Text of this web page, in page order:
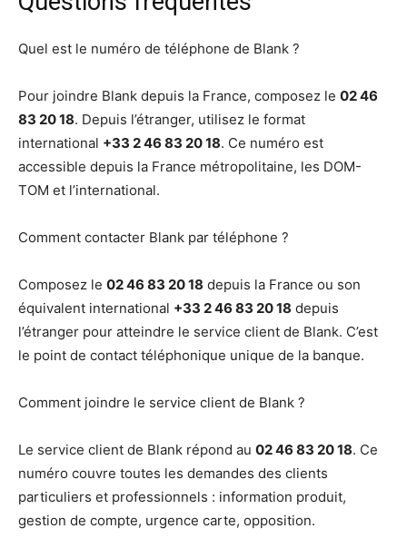
Quel est le numéro de téléphone de Blank ?
Pour joindre Blank depuis la France, composez le 02 46
83 20 18. Depuis l’étranger, utilisez le format
international +33 2 46 83 20 18. Ce numéro est
accessible depuis la France métropolitaine, les DOM-
TOM et l’international.
Comment contacter Blank par téléphone ?
Composez le 02 46 83 20 18 depuis la France ou son
équivalent international +33 2 46 83 20 18 depuis
l’étranger pour atteindre le service client de Blank. C’est
le point de contact téléphonique unique de la banque.
Comment joindre le service client de Blank ?
Le service client de Blank répond au 02 46 83 20 18. Ce
numéro couvre toutes les demandes des clients
particuliers et professionnels : information produit,
gestion de compte, urgence carte, opposition.